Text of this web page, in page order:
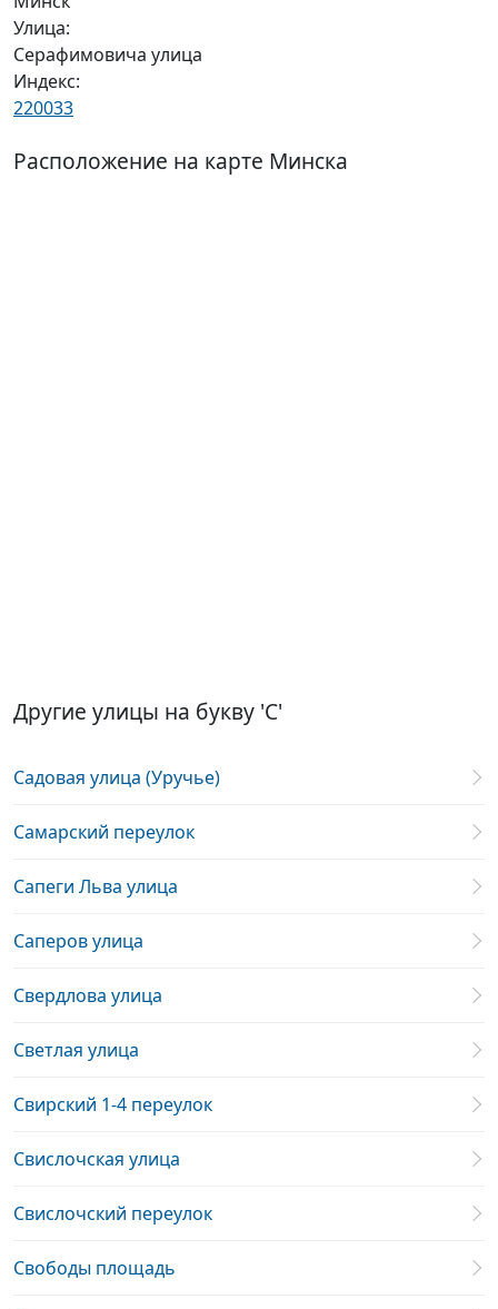
Улица:
Серафимовича улица
Индекс:
220033
Расположение на карте Минска
Другие улицы на букву 'С'
Садовая улица (Уручье)
Самарский переулок
Сапеги Льва улица
Саперов улица
Свердлова улица
Светлая улица
Свирский 1-4 переулок
Свислочская улица
Свислочский переулок
Свободы площадь